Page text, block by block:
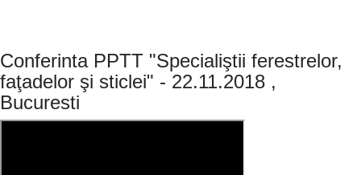
Conferinta PPTT "Specialiştii ferestrelor,
faţadelor şi sticlei" - 22.11.2018 ,
Bucuresti